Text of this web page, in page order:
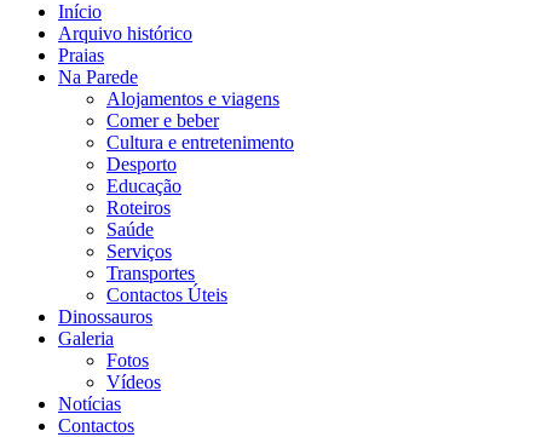
Início
Arquivo histórico
Praias
Na Parede
Alojamentos e viagens
Comer e beber
Cultura e entretenimento
Desporto
Educação
Roteiros
Saúde
Serviços
Transportes
Contactos Úteis
Dinossauros
Galeria
Fotos
Vídeos
Notícias
Contactos